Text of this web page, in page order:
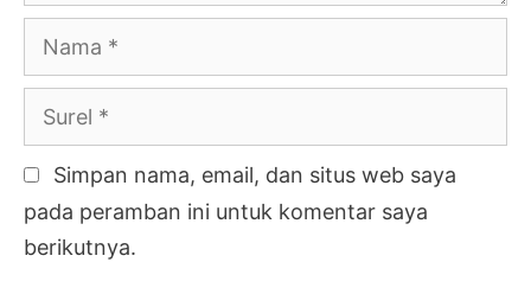
Nama
Surel
Simpan nama, email, dan situs web saya
pada peramban ini untuk komentar saya
berikutnya.